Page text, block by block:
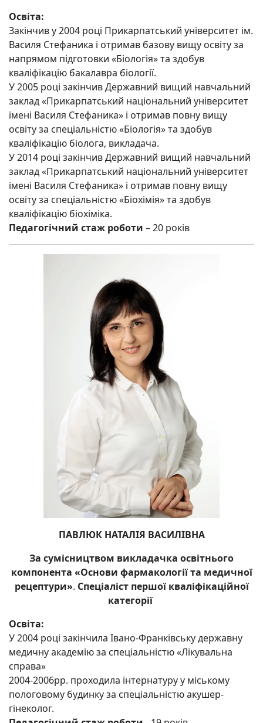
Освіта:
Закінчив у 2004 році Прикарпатський університет ім.
Василя Стефаника і отримав базову вищу освіту за
напрямом підготовки «Біологія» та здобув
кваліфікацію бакалавра біології.
У 2005 році закінчив Державний вищий навчальний
заклад «Прикарпатський національний університет
імені Василя Стефаника» і отримав повну вищу
освіту за спеціальністю «Біологія» та здобув
кваліфікацію біолога, викладача.
У 2014 році закінчив Державний вищий навчальний
заклад «Прикарпатський національний університет
імені Василя Стефаника» і отримав повну вищу
освіту за спеціальністю «Біохімія» та здобув
кваліфікацію біохіміка.
Педагогічний стаж роботи – 20 років
ПАВЛЮК НАТАЛІЯ ВАСИЛІВНА
За сумісництвом викладачка освітнього
компонента «Основи фармакології та медичної
рецептури». Спеціаліст першої кваліфікаційної
категорії
Освіта:
У 2004 році закінчила Івано-Франківську державну
медичну академію за спеціальністю «Лікувальна
справа»
2004-2006рр. проходила інтернатуру у міському
пологовому будинку за спеціальністю акушер-
гінеколог.